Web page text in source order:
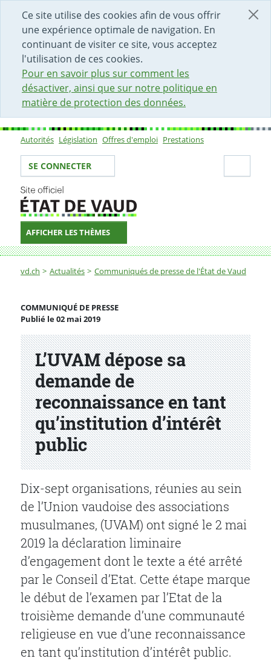
Ce site utilise des cookies afin de vous offrir
une expérience optimale de navigation. En
continuant de visiter ce site, vous acceptez
l'utilisation de ces cookies.
Pour en savoir plus sur comment les
désactiver, ainsi que sur notre politique en
matière de protection des données.
DÉBUT DU CONTENU DE LA PAGE
ACCÈS AU CHAMP DE RECHERCHE
PAGE D'ACCUEIL
FORMULAIRE DE CONTACT
Sous-navigation
Autorités Législation Offres d'emploi Prestations
Votre identité
SE CONNECTER
AFFICHER LES THÈMES
Fil d'Ariane
vd.ch Actualités Communiqués de presse de l'État de Vaud
L’UVAM dépose sa demande de reconnaissance en
L’UVAM dépose sa
demande de
reconnaissance en tant
qu’institution d’intérêt
public
COMMUNIQUÉ DE PRESSE
Publié le 02 mai 2019
Partenaire(s)
Dix-sept organisations, réunies au sein
de l’Union vaudoise des associations
musulmanes, (UVAM) ont signé le 2 mai
2019 la déclaration liminaire
d’engagement dont le texte a été arrêté
par le Conseil d’Etat. Cette étape marque
le début de l’examen par l’Etat de la
troisième demande d’une communauté
religieuse en vue d’une reconnaissance
en tant qu’institution d’intérêt public.